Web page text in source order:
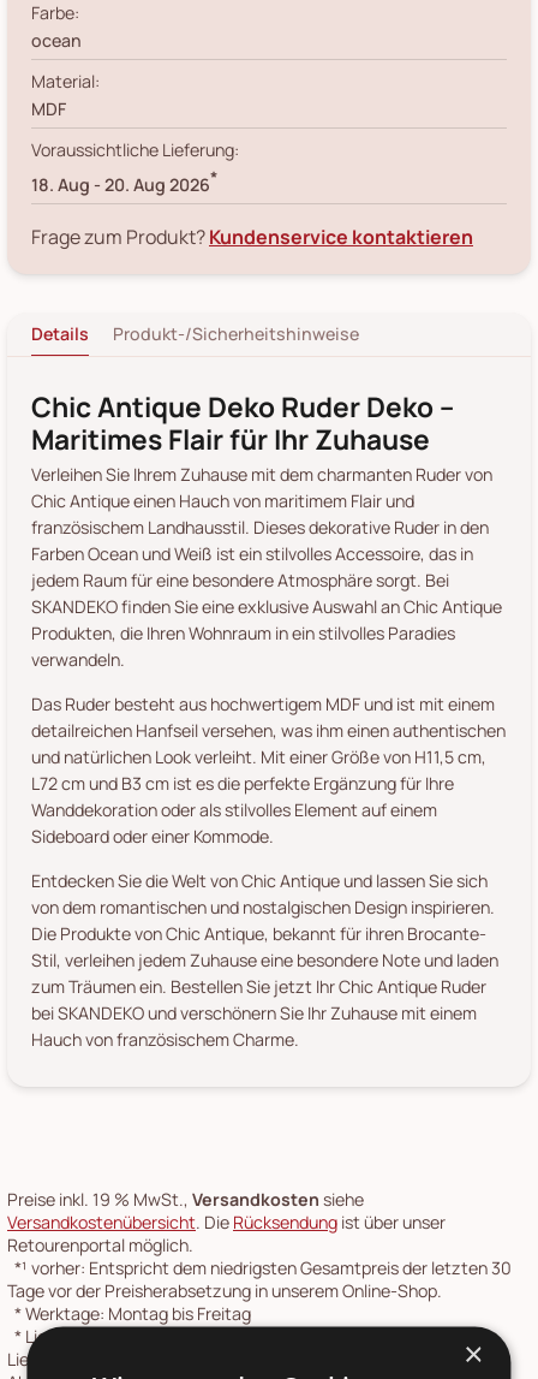
Farbe:
ocean
Material:
MDF
Voraussichtliche Lieferung:
18. Aug - 20. Aug 2026*
Frage zum Produkt?Kundenservice kontaktieren
Details Produkt-/Sicherheitshinweise
Chic Antique Deko Ruder Deko –
Maritimes Flair für Ihr Zuhause
Verleihen Sie Ihrem Zuhause mit dem charmanten Ruder von
Chic Antique einen Hauch von maritimem Flair und
französischem Landhausstil. Dieses dekorative Ruder in den
Farben Ocean und Weiß ist ein stilvolles Accessoire, das in
jedem Raum für eine besondere Atmosphäre sorgt. Bei
SKANDEKO finden Sie eine exklusive Auswahl an Chic Antique
Produkten, die Ihren Wohnraum in ein stilvolles Paradies
verwandeln.
Das Ruder besteht aus hochwertigem MDF und ist mit einem
detailreichen Hanfseil versehen, was ihm einen authentischen
und natürlichen Look verleiht. Mit einer Größe von H11,5 cm,
L72 cm und B3 cm ist es die perfekte Ergänzung für Ihre
Wanddekoration oder als stilvolles Element auf einem
Sideboard oder einer Kommode.
Entdecken Sie die Welt von Chic Antique und lassen Sie sich
von dem romantischen und nostalgischen Design inspirieren.
Die Produkte von Chic Antique, bekannt für ihren Brocante-
Stil, verleihen jedem Zuhause eine besondere Note und laden
zum Träumen ein. Bestellen Sie jetzt Ihr Chic Antique Ruder
bei SKANDEKO und verschönern Sie Ihr Zuhause mit einem
Hauch von französischem Charme.
Preise inkl. 19 % MwSt., Versandkosten siehe
Versandkostenübersicht. Die Rücksendung ist über unser
Retourenportal möglich.
*¹ vorher: Entspricht dem niedrigsten Gesamtpreis der letzten 30
Tage vor der Preisherabsetzung in unserem Online-Shop.
*Werktage: Montag bis Freitag
* Lieferzeit ab Versand: 1-2 Werktage Paketlaufzeit. Gilt für
Lieferungen nach Deutschland. Speditionsartikel werden nach
×